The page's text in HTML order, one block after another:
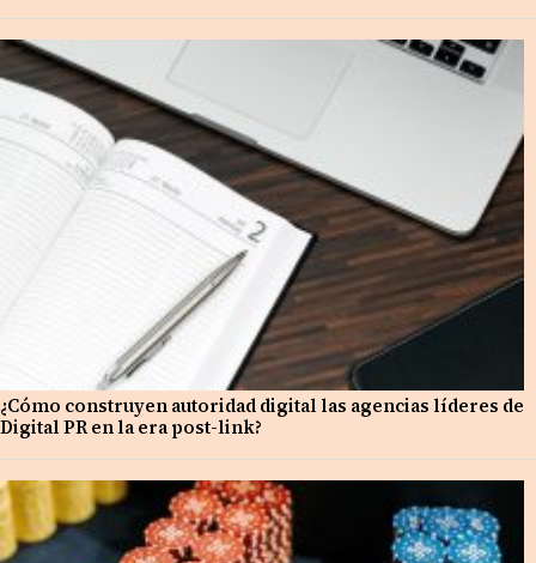
¿Cómo construyen autoridad digital las agencias líderes de
Digital PR en la era post-link?